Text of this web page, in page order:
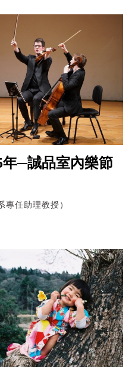
年─誠品室內樂節
專任助理教授）